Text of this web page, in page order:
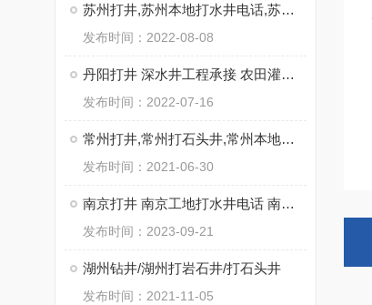
苏州打井,苏州本地打水井电话,苏州专业钻井公司
发布时间：2022-08-08
丹阳打井 深水井工程承接 农田灌溉用井饮用水井
发布时间：2022-07-16
常州打井,常州打石头井,常州本地钻井公司
发布时间：2021-06-30
南京打井 南京工地打水井电话 南京工厂打石头井
发布时间：2023-09-21
湖州钻井/湖州打岩石井/打石头井
发布时间：2021-11-05